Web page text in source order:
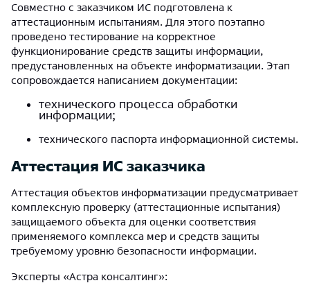
Совместно с заказчиком ИС подготовлена к
аттестационным испытаниям. Для этого поэтапно
проведено тестирование на корректное
функционирование средств защиты информации,
предустановленных на объекте информатизации. Этап
сопровождается написанием документации:
технического процесса обработки
информации;
технического паспорта информационной системы.
Аттестация ИС заказчика
Аттестация объектов информатизации предусматривает
комплексную проверку (аттестационные испытания)
защищаемого объекта для оценки соответствия
применяемого комплекса мер и средств защиты
требуемому уровню безопасности информации.
Эксперты «Астра консалтинг»: